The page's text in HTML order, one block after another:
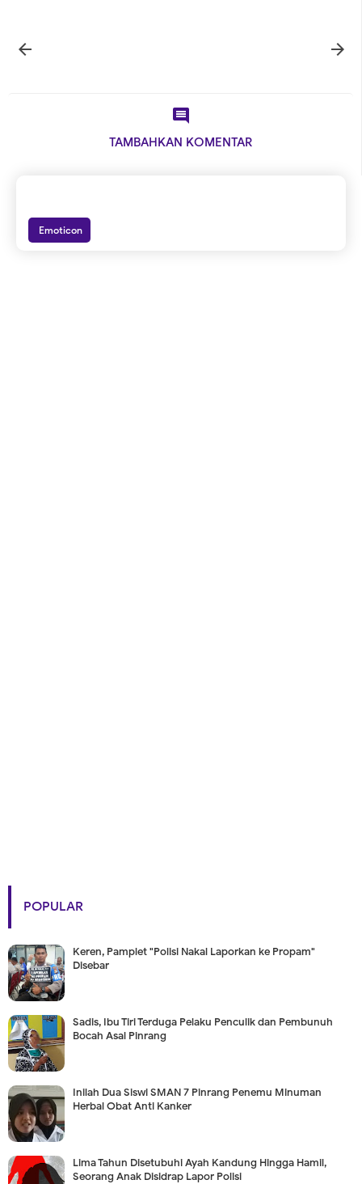
 

TAMBAHKAN KOMENTAR
Emoticon
POPULAR
Keren, Pamplet "Polisi Nakal Laporkan ke Propam"
Disebar
Sadis, Ibu Tiri Terduga Pelaku Penculik dan Pembunuh
Bocah Asal Pinrang
Inilah Dua Siswi SMAN 7 Pinrang Penemu Minuman
Herbal Obat Anti Kanker
Lima Tahun Disetubuhi Ayah Kandung Hingga Hamil,
Seorang Anak Disidrap Lapor Polisi